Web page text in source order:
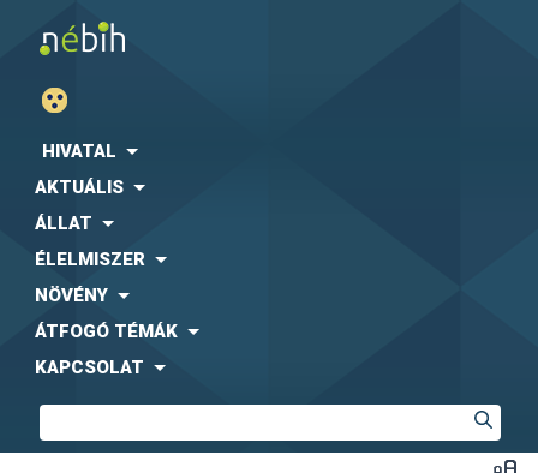
HIVATAL
AKTUÁLIS
ÁLLAT
ÉLELMISZER
NÖVÉNY
ÁTFOGÓ TÉMÁK
KAPCSOLAT